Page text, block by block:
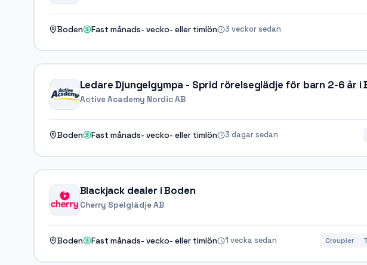
Boden Fast månads- vecko- eller timlön 3 veckor sedan
Ledare Djungelgympa - Sprid rörelseglädje för barn 2-6 år i
Active Academy Nordic AB
Boden Fast månads- vecko- eller timlön 3 dagar sedan
Blackjack dealer i Boden
Cherry Spelglädje AB
Boden Fast månads- vecko- eller timlön 1 vecka sedan Croupier